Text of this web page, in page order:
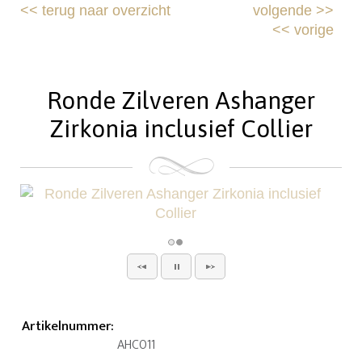
<<terug naar overzicht volgende>>
<< vorige
Ronde Zilveren Ashanger
Zirkonia inclusief Collier
Artikelnummer:
AHC011